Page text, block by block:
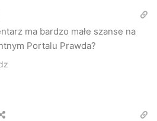
ma bardzo małe szanse na
Portalu Prawda?